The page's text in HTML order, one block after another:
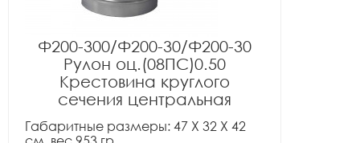
Ф200-300/Ф200-30/Ф200-30
Рулон оц.(08ПС)0.50
Крестовина круглого
сечения центральная
Габаритные размеры: 47 X 32 X 42